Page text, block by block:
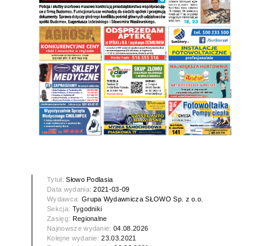
Tytuł:Słowo Podlasia
Data wydania:2021-03-09
Wydawca: Grupa Wydawnicza SŁOWO Sp. z o.o.
Sekcja: Tygodniki
Zasięg: Regionalne
Najnowsze wydanie:04.08.2026
Kolejne wydanie:23.03.2021